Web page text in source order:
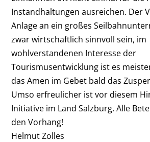
Instandhaltungen ausreichen. Der
Anlage an ein großes
zwar wirtschaftlich sinnvoll sein, im
wohlverstandenen Interesse der
Tourismusentwicklung ist es
das Amen im Gebet bald das
Umso erfreulicher ist vor diesem
Initiative im Land Salzburg. Alle
den Vorhang!
Helmut Zolles